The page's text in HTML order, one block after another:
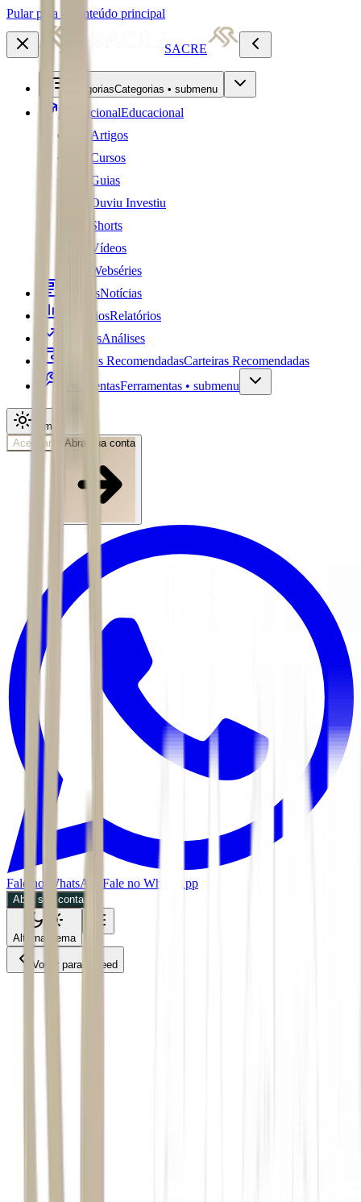
Pular para o conteúdo principal
SACRE
CategoriasCategorias • submenu
EducacionalEducacional
Artigos
Cursos
Guias
Ouviu Investiu
Shorts
Vídeos
Webséries
NotíciasNotícias
RelatóriosRelatórios
AnálisesAnálises
Carteiras RecomendadasCarteiras Recomendadas
FerramentasFerramentas • submenu
Tema
Acessar
Abra sua conta
Fale no WhatsApp Fale no WhatsApp
Abra sua conta
Alternar tema
Voltar para o Feed